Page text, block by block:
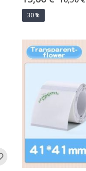
Price
30%